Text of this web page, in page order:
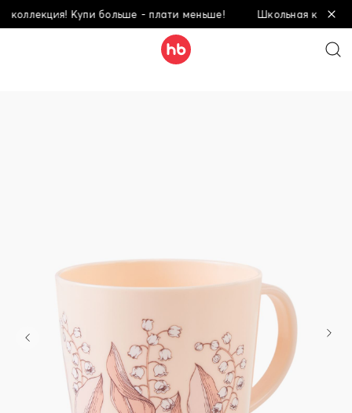
Купи больше - плати меньше! Школьная